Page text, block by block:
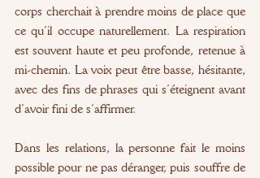
corps cherchait à prendre moins de place que
ce qu’il occupe naturellement. La respiration
est souvent haute et peu profonde, retenue à
mi-chemin. La voix peut être basse, hésitante,
avec des fins de phrases qui s’éteignent avant
d’avoir fini de s’affirmer.
Dans les relations, la personne fait le moins
possible pour ne pas déranger, puis souffre de